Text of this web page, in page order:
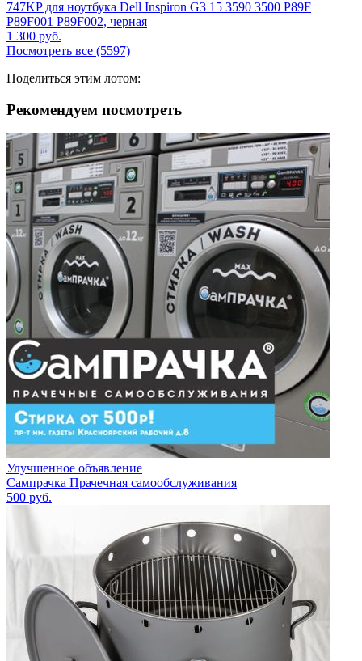
747KP для ноутбука Dell Inspiron G3 15 3590 3500 P89F
P89F001 P89F002, черная
1 300 руб.
Посмотреть все (5597)
Поделиться этим лотом:
Рекомендуем посмотреть
Улучшенное объявление
Сампрачка Прачечная самообслуживания
500 руб.